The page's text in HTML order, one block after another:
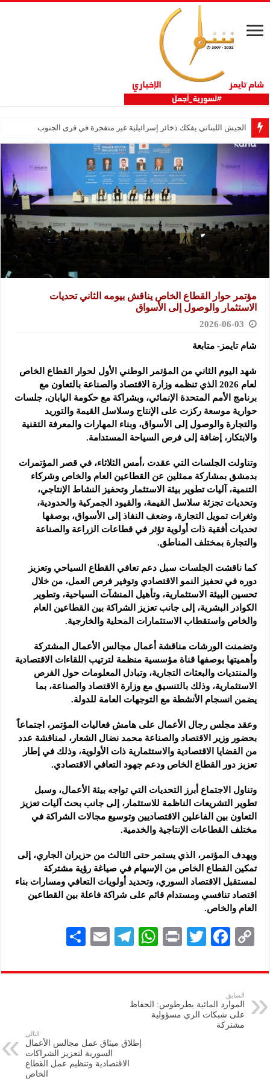
الجيش اللبناني يفكك ذخائر إسرائيلية غير منفجرة في قرى الجنوب
مؤتمر حوار القطاع الخاص يناقش بيومه الثاني تحديات
الاستثمار ‏والوصول إلى الأسواق
2026-06-03
شام تايمز- متابعة
شهد اليوم الثاني من المؤتمر الوطني الأول لحوار القطاع الخاص
لعام ‌‏2026 الذي تنظمه وزارة الاقتصاد والصناعة بالتعاون مع
برنامج الأمم ‏المتحدة الإنمائي، وبشراكة مع حكومة اليابان، جلسات
حوارية موسعة ‏ركزت على الإنتاج وسلاسل القيمة والتوريد
والتجارة والوصول إلى ‏الأسواق، وبناء المهارات والمعرفة التقنية
والابتكار، إضافة إلى فرص ‏السياحة المستدامة.‏
وتناولت الجلسات التي عقدت ،أمس الثلاثاء، في قصر المؤتمرات
بدمشق ‏بمشاركة ممثلين عن القطاعين العام والخاص وشركاء
التنمية، آليات تطوير ‏بيئة الاستثمار وتحفيز النشاط الإنتاجي،
وتحديات تجزئة سلاسل القيمة، ‏والقيود الجمركية والحدودية،
وثغرات تمويل التجارة، وضعف النفاذ إلى ‏الأسواق، بوصفها
تحديات أفقية ذات أولوية تؤثر في قطاعات الزراعة ‏والصناعة
والتجارة بمختلف المناطق.‏
كما ناقشت الجلسات سبل دعم تعافي القطاع السياحي وتعزيز
دوره في ‏تحفيز النمو الاقتصادي وتوفير فرص العمل، من خلال
تحسين البيئة ‏الاستثمارية، وتأهيل المنشآت السياحية، وتطوير
الكوادر البشرية، إلى جانب ‏تعزيز الشراكة بين القطاعين العام
والخاص واستقطاب الاستثمارات المحلية ‏والخارجية.‏
وتضمنت الورشات مناقشة أعمال مجالس الأعمال المشتركة
وأهميتها ‏بوصفها قناة مؤسسية منظمة لترتيب اللقاءات الاقتصادية
والمنتديات ‏والبعثات التجارية، وتبادل المعلومات حول الفرص
الاستثمارية، وذلك ‏بالتنسيق مع وزارة الاقتصاد والصناعة، بما
يضمن انسجام الأنشطة مع ‏التوجهات العامة للدولة.‏
وعقد مجلس رجال الأعمال على هامش فعاليات المؤتمر، اجتماعاً
بحضور ‏وزير الاقتصاد والصناعة محمد نضال الشعار، لمناقشة عدد
من القضايا ‏الاقتصادية والاستثمارية ذات الأولوية، وذلك في إطار
تعزيز دور القطاع ‏الخاص ودعم جهود التعافي الاقتصادي. ‏
وتناول الاجتماع أبرز التحديات التي تواجه بيئة الأعمال، وسبل
تطوير ‏التشريعات الناظمة للاستثمار، إلى جانب بحث آليات تعزيز
التعاون بين ‏الفاعلين الاقتصاديين وتوسيع مجالات الشراكة في
مختلف القطاعات ‏الإنتاجية والخدمية.‏
ويهدف المؤتمر، الذي يستمر حتى الثالث من حزيران الجاري، إلى
تمكين ‏القطاع الخاص من الإسهام في صياغة رؤية مشتركة
لمستقبل الاقتصاد ‏السوري، وتحديد أولويات التعافي ومسارات بناء
اقتصاد تنافسي ومستدام ‏قائم على شراكة فاعلة بين القطاعين
العام والخاص.‏
C
p
y
Li
n
F
eb
k
T
tt
P
nt
W
at
A
p
Te
gr
E
ai
ar
السابق
الموارد المائية بطرطوس: الحفاظ
على شبكات الري مسؤولية
مشتركة
التالي
إطلاق ميثاق عمل مجالس الأعمال
السورية لتعزيز الشراكات
الاقتصادية وتنظيم عمل القطاع
الخاص